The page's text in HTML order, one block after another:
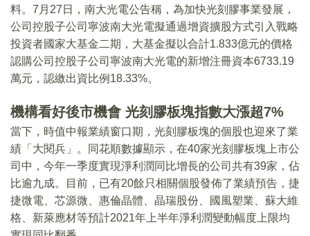
料。7月27日，南大光電公告稱，為加快光刻膠事業發展，
公司控股子公司寧波南大光電擬通過增資擴股方式引入戰略
投資者國家大基金二期，大基金擬以合計1.833億元的價格
認購公司控股子公司寧波南大光電的新增注冊資本6733.19
萬元，認繳出資比例18.33%。
機構看好後市機會 光刻膠板塊指數大漲超7%
當下，時值中報業績窗口期，光刻膠板塊的個股也迎來了業
績「大閱兵」。同花順數據顯示，在40家光刻膠板塊上市公
司中，今年一季度實現淨利潤同比增長的公司共有39家，佔
比逾九成。目前，已有20餘只相關個股發佈了業績預告，捷
捷微電、芯源微、惠倫晶體、晶瑞股份、國風塑業、蘇大維
格、新萊應材等預計2021年上半年淨利潤變動幅度上限均